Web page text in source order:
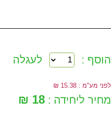
הוסף : לעגלה
לפני מע"מ : 15.38 ₪
מחיר ליחידה : 18 ₪